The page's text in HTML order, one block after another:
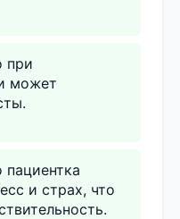
при
может
пациентка
и страх, что